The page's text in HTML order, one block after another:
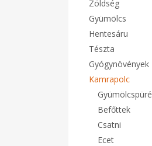
Zöldség
Gyümölcs
Hentesáru
Tészta
Gyógynövények
Kamrapolc
Gyümölcspüré
Befőttek
Csatni
Ecet